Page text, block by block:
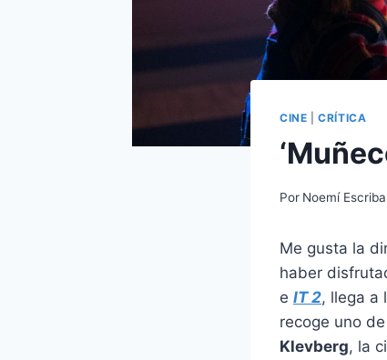
CINE |CRÍTICA
Por Noemí
Me gusta la
haber
e IT 2, llega a
recoge uno
Klevberg, la